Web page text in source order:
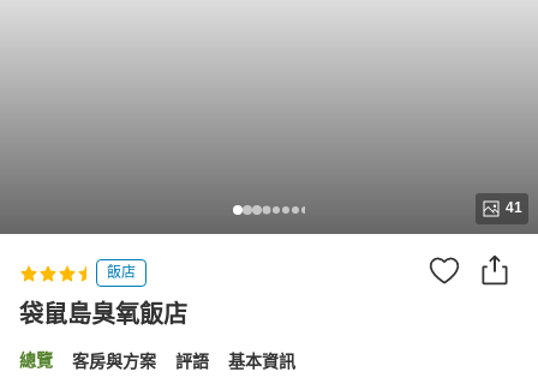
41
飯店
袋鼠島臭氧飯店
總覽 客房與方案 評語 基本資訊